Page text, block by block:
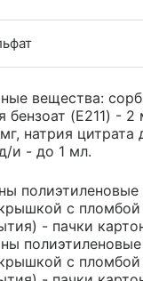
вещества:
бензоат (E211) - 2
натрия цитрата
и - до 1 мл.
полиэтиленовые
с пломбой
- пачки
полиэтиленовые
с пломбой